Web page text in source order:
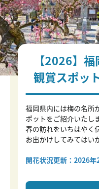
【2026】
観賞スポッ
福岡県内には梅の名所
ポットをご紹介いたし
春の訪れをいちはやく
お出かけしてみてはい
開花状況更新：2026年